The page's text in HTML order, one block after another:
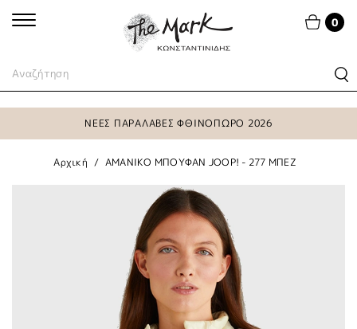
0
ΝΕΕΣ ΠΑΡΑΛΑΒΕΣ ΦΘΙΝΟΠΩΡΟ 2026
Αρχική ΑΜΑΝΙΚΟ ΜΠΟΥΦΑΝ JOOP! - 277 ΜΠΕΖ